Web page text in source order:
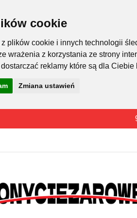
cookie
z plików cookie i innych technologii
wrażenia z korzystania ze strony
reklamy które są dla
Zmiana ustawień